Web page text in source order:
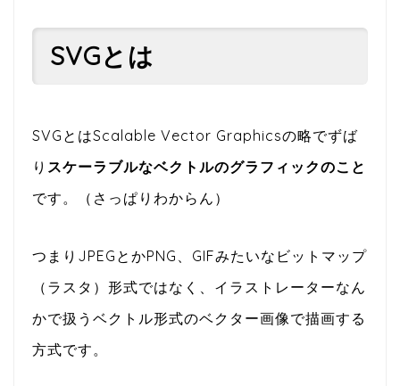
SVGとは
SVGとはScalable Vector Graphicsの略でずば
り スケーラブルなベクトルのグラフィックのこと
です。（さっぱりわからん）
つまりJPEGとかPNG、GIFみたいなビットマップ
（ラスタ）形式ではなく、イラストレーターなん
かで扱うベクトル形式のベクター画像で描画する
方式です。